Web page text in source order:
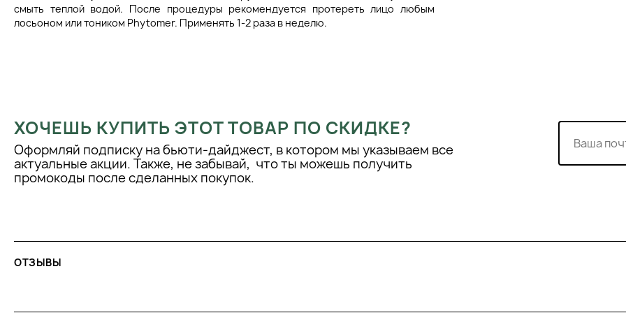
смыть теплой водой. После процедуры рекомендуется протереть лицо любым
лосьоном или тоником Phytomer. Применять 1-2 раза в неделю.
ХОЧЕШЬ КУПИТЬ ЭТОТ ТОВАР ПО СКИДКЕ?
Оформляй подписку на бьюти-дайджест, в котором мы указываем все
актуальные акции. Также, не забывай, что ты можешь получить
промокоды после сделанных покупок.
ОТЗЫВЫ